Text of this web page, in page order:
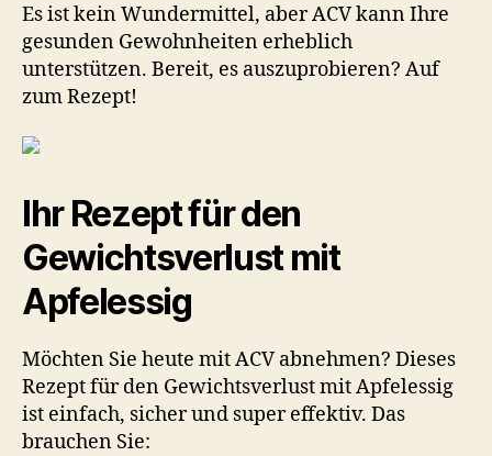
Es ist kein Wundermittel, aber ACV kann Ihre
gesunden Gewohnheiten erheblich
unterstützen. Bereit, es auszuprobieren? Auf
zum Rezept!
Ihr Rezept für den
Gewichtsverlust mit
Apfelessig
Möchten Sie heute mit ACV abnehmen? Dieses
Rezept für den Gewichtsverlust mit Apfelessig
ist einfach, sicher und super effektiv. Das
brauchen Sie: